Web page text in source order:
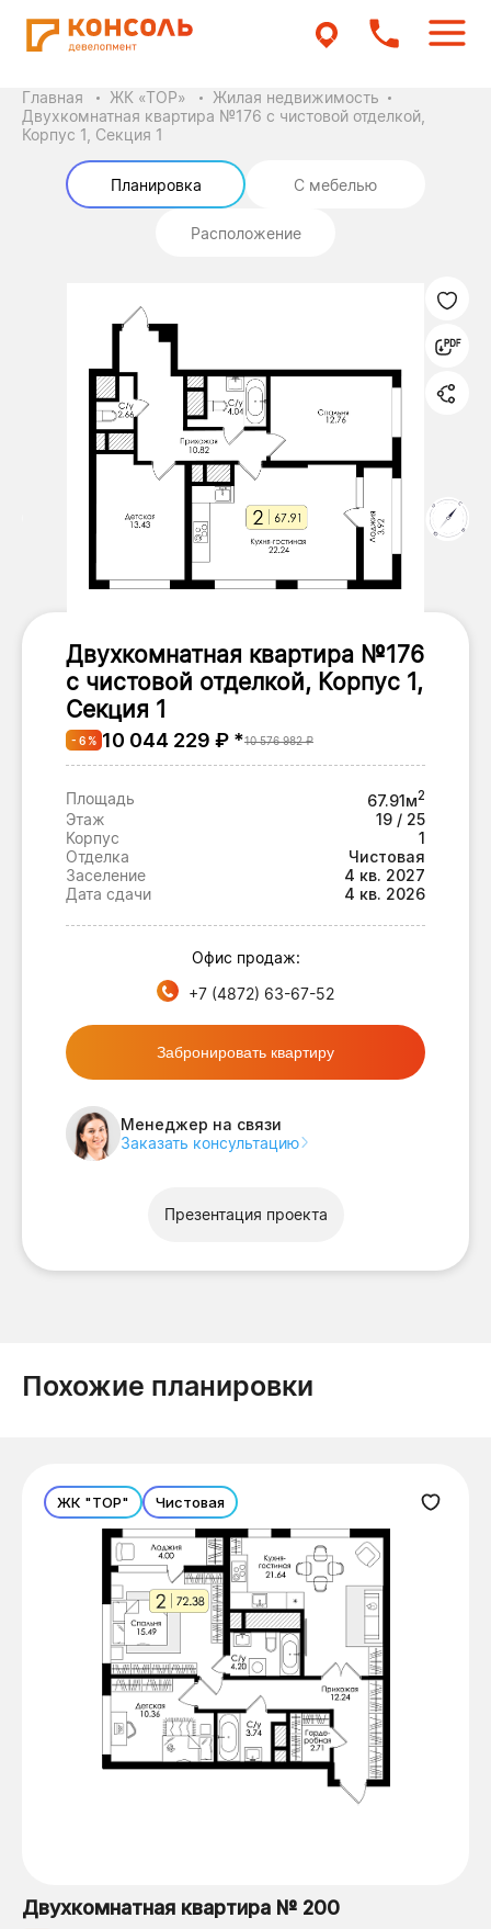
Главная ЖК «ТОР»
Жилая недвижимость
Двухкомнатная квартира №176 с чистовой отделкой,
Корпус 1, Секция 1
Планировка С мебелью
Расположение
Двухкомнатная квартира №176
с чистовой отделкой, Корпус 1,
Секция 1
- 6 % 10 044 229 ₽ *10 576 982 ₽
Площадь 67.91м2
Этаж
19 / 25
Корпус
1
Отделка
Чистовая
Заселение
4 кв. 2027
Дата сдачи
4 кв. 2026
Офис продаж:
+7 (4872) 63-67-52
Забронировать квартиру
Менеджер на связи
Заказать консультацию
Презентация проекта
Похожие планировки
ЖК "ТОР" Чистовая
Двухкомнатная квартира № 200